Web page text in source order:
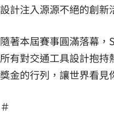
設計注入源源不絕的創新
隨著本屆賽事圓滿落幕，
所有對交通工具設計抱
獎金的行列，讓世界看見
＃